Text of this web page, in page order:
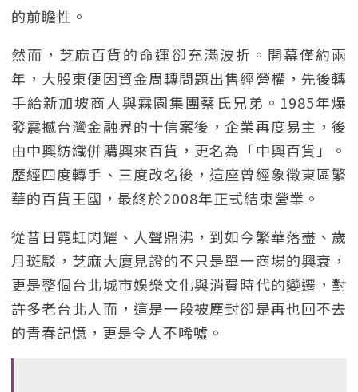
的前瞻性。
然而，芝麻百貨的命運卻充滿波折。開幕僅約兩
年，大股東便因資金周轉問題出售經營權，先後轉
手給新加坡商人與霖園集團蔡氏兄弟。1985年爆
發震撼台灣金融界的十信案後，企業再度易主，後
由中興紡織併購興來百貨，更名為「中興百貨」。
歷經四度轉手、三度改名後，這座曾經象徵東區繁
華的百貨王國，最終於2008年正式結束營業。
從昔日霓虹閃耀、人聲鼎沸，到如今繁華落盡、歲
月斑駁，芝麻大廈見證的不只是單一商場的興衰，
更是整個台北城市娛樂文化與消費時代的變遷，對
許多老台北人而，這是一段被塵封卻是再也回不去
的青春記憶，更是令人不唏噓。